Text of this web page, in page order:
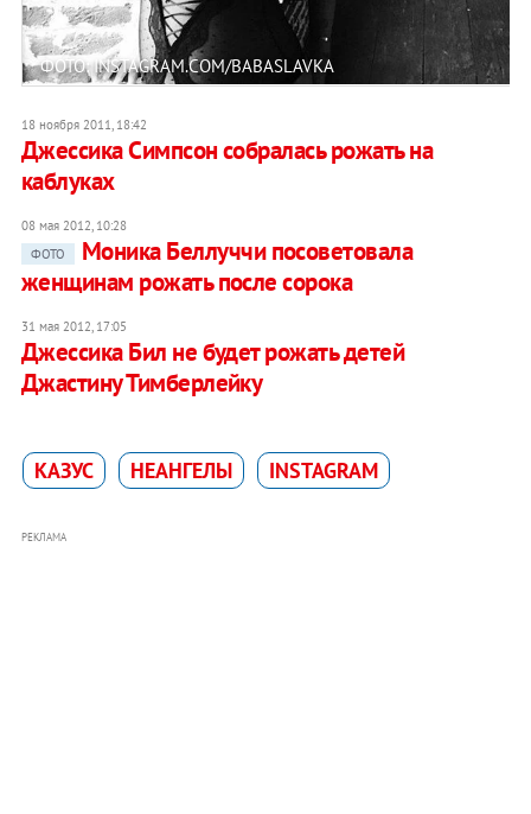
ФОТО: INSTAGRAM.COM/BABASLAVKA
18 ноября 2011, 18:42
Джессика Симпсон собралась рожать на
каблуках
08 мая 2012, 10:28
ФОТО
Моника Беллуччи посоветовала
женщинам рожать после сорока
31 мая 2012, 17:05
Джессика Бил не будет рожать детей
Джастину Тимберлейку
КАЗУС НЕАНГЕЛЫ INSTAGRAM
РЕКЛАМА